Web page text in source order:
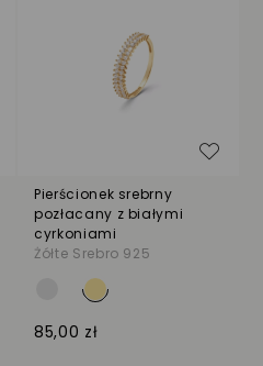
do listy życzeń
Pierścionek srebrny
pozłacany z białymi
cyrkoniami
Żółte Srebro 925
85,00 zł